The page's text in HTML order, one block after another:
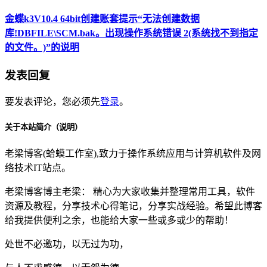
金蝶k3V10.4 64bit创建账套提示“无法创建数据
库!DBFILE\SCM.bak。出现操作系统错误 2(系统找不到指定
的文件。)”的说明
发表回复
要发表评论，您必须先登录。
关于本站简介（说明）
老梁博客(蛤蟆工作室),致力于操作系统应用与计算机软件及网
络技术IT站点。
老梁博客博主老梁： 精心为大家收集并整理常用工具，软件
资源及教程，分享技术心得笔记，分享实战经验。希望此博客
给我提供便利之余，也能给大家一些或多或少的帮助！
处世不必邀功，以无过为功，